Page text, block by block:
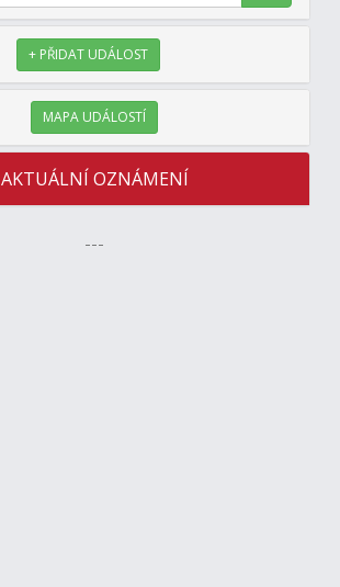
+ PŘIDAT UDÁLOST
MAPA UDÁLOSTÍ
AKTUÁLNÍ OZNÁMENÍ
---